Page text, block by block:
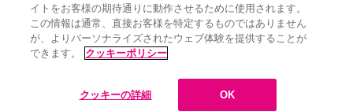
インフォメーション | プレゼント&ご招待
MUSIC ON! TV（エムオン!）とは？ | サポート
サイト案内
| エムオン!友の会 | クッキーの詳細
イトをお客様の期待通りに動作させるために使用されます。
この情報は通常、直接お客様を特定するものではありません
が、よりパーソナライズされたウェブ体験を提供することが
できます。
クッキーポリシー
クッキーの詳細 OK